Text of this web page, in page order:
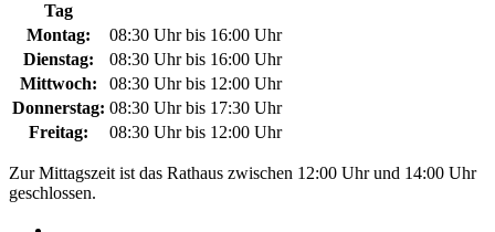
Tag
Montag:
08:30 Uhr bis 16:00 Uhr
Dienstag:
08:30 Uhr bis 16:00 Uhr
Mittwoch:
08:30 Uhr bis 12:00 Uhr
Donnerstag: 08:30 Uhr bis 17:30 Uhr
Freitag:
08:30 Uhr bis 12:00 Uhr
Zur Mittagszeit ist das Rathaus zwischen 12:00 Uhr und 14:00 Uhr
geschlossen.